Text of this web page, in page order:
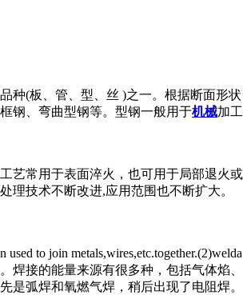
(板、管、型、丝 )之一。根据断面形
框钢、弯曲型钢等。型钢一般用于机械加
艺常用于表面淬火，也可用于局部退
理技术不断改进,应用范围也不断扩大。
used to join me
焊接的能量来源有很多种，包括气体焰
是弧焊和氧燃气焊，稍后出现了电阻